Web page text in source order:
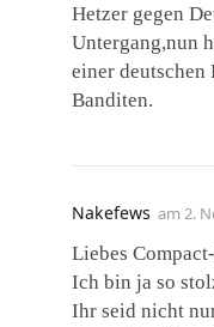
Hetzer gegen
Untergang,nun
einer deutschen
Banditen.
Nakefews am 2.
Liebes
Ich bin ja so
Ihr seid nicht